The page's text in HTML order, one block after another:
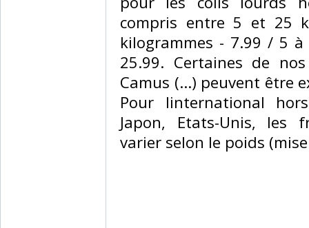
compris entre 5 et 25
kilogrammes - 7.99 / 5
25.99. Certaines de
Camus (...) peuvent être
Pour linternational
Japon, Etats-Unis, les
varier selon le poids